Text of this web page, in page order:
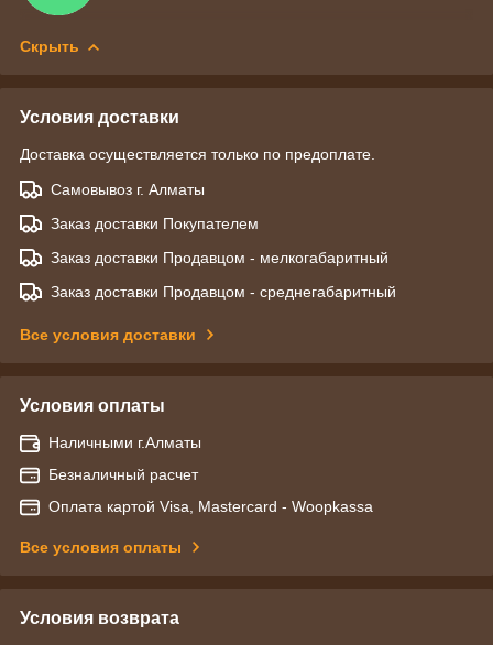
Скрыть
Условия доставки
Доставка осуществляется только по предоплате.
Самовывоз г. Алматы
Заказ доставки Покупателем
Заказ доставки Продавцом - мелкогабаритный
Заказ доставки Продавцом - среднегабаритный
Все условия доставки
Условия оплаты
Наличными г.Алматы
Безналичный расчет
Оплата картой Visa, Mastercard - Woopkassa
Все условия оплаты
Условия возврата